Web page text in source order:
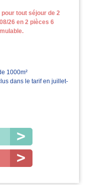
tout séjour de 2
26 en 2 pièces 6
1000m²
dans le tarif en juillet-